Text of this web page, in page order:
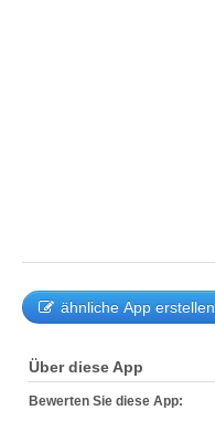
ähnliche App erstellen
Über diese App
Bewerten Sie diese App: